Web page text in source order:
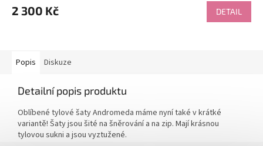
2 300 Kč DETAIL
Popis Diskuze
Detailní popis produktu
Oblíbené tylové šaty Andromeda máme nyní také v krátké
variantě! Šaty jsou šité na šněrování a na zip. Mají krásnou
tylovou sukni a jsou vyztužené.